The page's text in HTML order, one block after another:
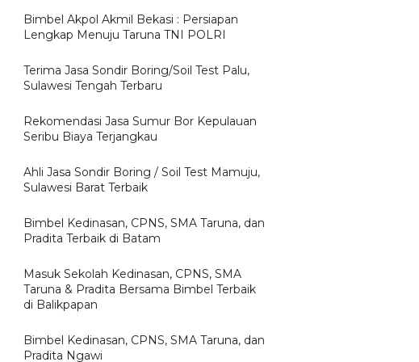
Bimbel Akpol Akmil Bekasi : Persiapan
Lengkap Menuju Taruna TNI POLRI
Terima Jasa Sondir Boring/Soil Test Palu,
Sulawesi Tengah Terbaru
Rekomendasi Jasa Sumur Bor Kepulauan
Seribu Biaya Terjangkau
Ahli Jasa Sondir Boring / Soil Test Mamuju,
Sulawesi Barat Terbaik
Bimbel Kedinasan, CPNS, SMA Taruna, dan
Pradita Terbaik di Batam
Masuk Sekolah Kedinasan, CPNS, SMA
Taruna & Pradita Bersama Bimbel Terbaik
di Balikpapan
Bimbel Kedinasan, CPNS, SMA Taruna, dan
Pradita Ngawi